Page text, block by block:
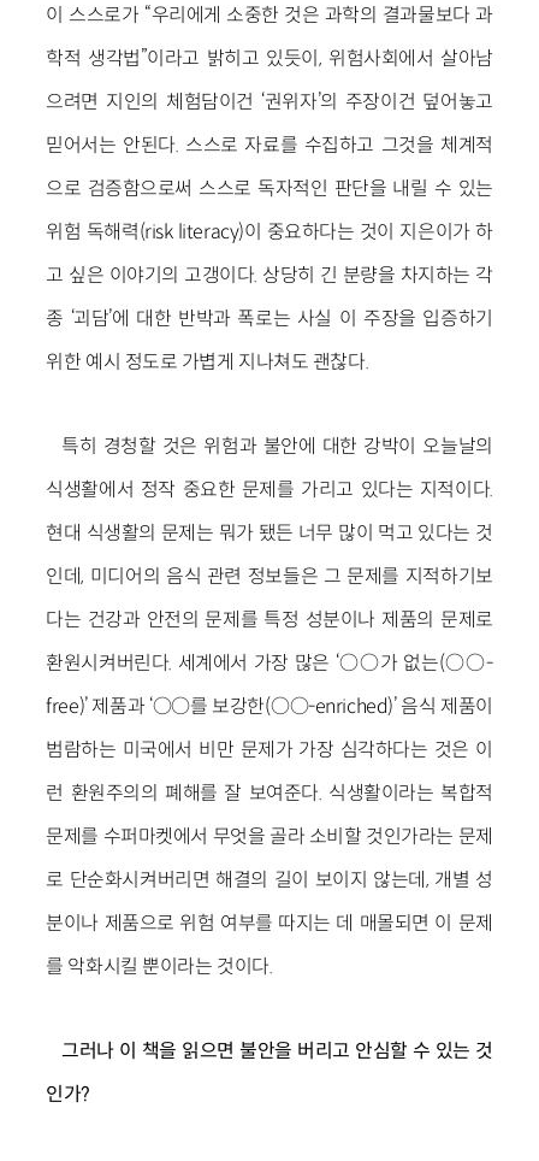
이 스스로가 “우리에게 소중한 것은 과학의 결과물보다 과
학적 생각법”이라고 밝히고 있듯이, 위험사회에서 살아남
으려면 지인의 체험담이건 ‘권위자’의 주장이건 덮어놓고
믿어서는 안된다. 스스로 자료를 수집하고 그것을 체계적
으로 검증함으로써 스스로 독자적인 판단을 내릴 수 있는
위험 독해력(risk literacy)이 중요하다는 것이 지은이가 하
고 싶은 이야기의 고갱이다. 상당히 긴 분량을 차지하는 각
종 ‘괴담’에 대한 반박과 폭로는 사실 이 주장을 입증하기
위한 예시 정도로 가볍게 지나쳐도 괜찮다.
특히 경청할 것은 위험과 불안에 대한 강박이 오늘날의
식생활에서 정작 중요한 문제를 가리고 있다는 지적이다.
현대 식생활의 문제는 뭐가 됐든 너무 많이 먹고 있다는 것
인데, 미디어의 음식 관련 정보들은 그 문제를 지적하기보
다는 건강과 안전의 문제를 특정 성분이나 제품의 문제로
환원시켜버린다. 세계에서 가장 많은 ‘○○가 없는(○○-
free)’ 제품과 ‘○○를 보강한(○○-enriched)’ 음식 제품이
범람하는 미국에서 비만 문제가 가장 심각하다는 것은 이
런 환원주의의 폐해를 잘 보여준다. 식생활이라는 복합적
문제를 수퍼마켓에서 무엇을 골라 소비할 것인가라는 문제
로 단순화시켜버리면 해결의 길이 보이지 않는데, 개별 성
분이나 제품으로 위험 여부를 따지는 데 매몰되면 이 문제
를 악화시킬 뿐이라는 것이다.
그러나 이 책을 읽으면 불안을 버리고 안심할 수 있는 것
인가?